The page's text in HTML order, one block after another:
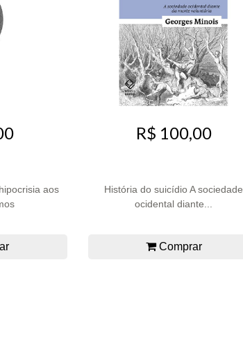
aos
R$ 100,00
História do suicídio A sociedade
ocidental diante...
Comprar